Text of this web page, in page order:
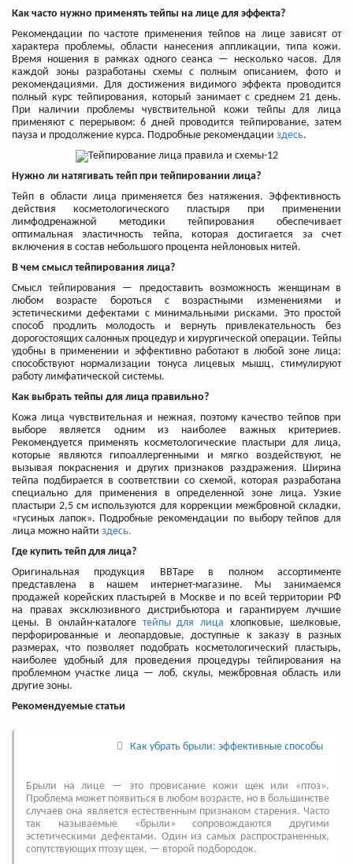
Как часто нужно применять тейпы на лице для эффекта?
Рекомендации по частоте применения тейпов на лице зависят от
характера проблемы, области нанесения аппликации, типа кожи.
Время ношения в рамках одного сеанса — несколько часов. Для
каждой зоны разработаны схемы с полным описанием, фото и
рекомендациями. Для достижения видимого эффекта проводится
полный курс тейпирования, который занимает с среднем 21 день.
При наличии проблемы чувствительной кожи тейпы для лица
применяют с перерывом: 6 дней проводится тейпирование, затем
пауза и продолжение курса. Подробные рекомендации здесь.
Нужно ли натягивать тейп при тейпировании лица?
Тейп в области лица применяется без натяжения. Эффективность
действия косметологического пластыря при применении
лимфодренажной методики тейпирования обеспечивает
оптимальная эластичность тейпа, которая достигается за счет
включения в состав небольшого процента нейлоновых нитей.
В чем смысл тейпирования лица?
Смысл тейпирования — предоставить возможность женщинам в
любом возрасте бороться с возрастными изменениями и
эстетическими дефектами с минимальными рисками. Это простой
способ продлить молодость и вернуть привлекательность без
дорогостоящих салонных процедур и хирургической операции. Тейпы
удобны в применении и эффективно работают в любой зоне лица:
способствуют нормализации тонуса лицевых мышц, стимулируют
работу лимфатической системы.
Как выбрать тейпы для лица правильно?
Кожа лица чувствительная и нежная, поэтому качество тейпов при
выборе является одним из наиболее важных критериев.
Рекомендуется применять косметологические пластыри для лица,
которые являются гипоаллергенными и мягко воздействуют, не
вызывая покраснения и других признаков раздражения. Ширина
тейпа подбирается в соответствии со схемой, которая разработана
специально для применения в определенной зоне лица. Узкие
пластыри 2,5 см используются для коррекции межбровной складки,
«гусиных лапок». Подробные рекомендации по выбору тейпов для
лица можно найти здесь.
Где купить тейп для лица?
Оригинальная продукция BBTape в полном ассортименте
представлена в нашем интернет-магазине. Мы занимаемся
продажей корейских пластырей в Москве и по всей территории РФ
на правах эксклюзивного дистрибьютора и гарантируем лучшие
цены. В онлайн-каталоге тейпы для лица хлопковые, шелковые,
перфорированные и леопардовые, доступные к заказу в разных
размерах, что позволяет подобрать косметологический пластырь,
наиболее удобный для проведения процедуры тейпирования на
проблемном участке лица — лоб, скулы, межбровная область или
другие зоны.
Рекомендуемые статьи
Как убрать брыли: эффективные способы
Брыли на лице — это провисание кожи щек или «птоз».
Проблема может появиться в любом возрасте, но в большинстве
случаев она является естественным признаком старения. Часто
так называемые «брыли» сопровождаются другими
эстетическими дефектами. Один из самых распространенных,
сопутствующих птозу щек, — второй подбородок.